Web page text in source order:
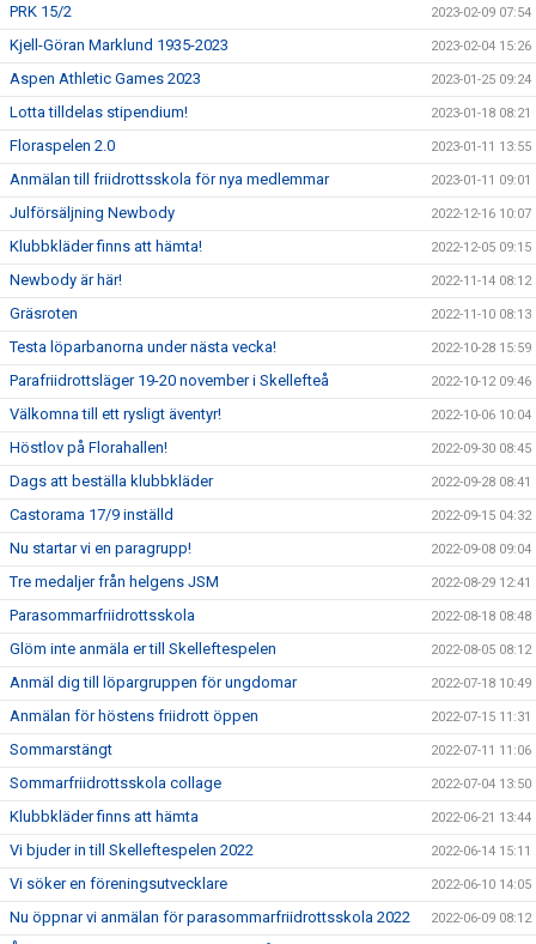
PRK 15/2 2023-02-09 07:54
Kjell-Göran Marklund 1935-2023 2023-02-04 15:26
Aspen Athletic Games 2023 2023-01-25 09:24
Lotta tilldelas stipendium! 2023-01-18 08:21
Floraspelen 2.0 2023-01-11 13:55
Anmälan till friidrottsskola för nya medlemmar 2023-01-11 09:01
Julförsäljning Newbody 2022-12-16 10:07
Klubbkläder finns att hämta! 2022-12-05 09:15
Newbody är här! 2022-11-14 08:12
Gräsroten 2022-11-10 08:13
Testa löparbanorna under nästa vecka! 2022-10-28 15:59
Parafriidrottsläger 19-20 november i Skellefteå 2022-10-12 09:46
Välkomna till ett rysligt äventyr! 2022-10-06 10:04
Höstlov på Florahallen! 2022-09-30 08:45
Dags att beställa klubbkläder 2022-09-28 08:41
Castorama 17/9 inställd 2022-09-15 04:32
Nu startar vi en paragrupp! 2022-09-08 09:04
Tre medaljer från helgens JSM 2022-08-29 12:41
Parasommarfriidrottsskola 2022-08-18 08:48
Glöm inte anmäla er till Skelleftespelen 2022-08-05 08:12
Anmäl dig till löpargruppen för ungdomar 2022-07-18 10:49
Anmälan för höstens friidrott öppen 2022-07-15 11:31
Sommarstängt 2022-07-11 11:06
Sommarfriidrottsskola collage 2022-07-04 13:50
Klubbkläder finns att hämta 2022-06-21 13:44
Vi bjuder in till Skelleftespelen 2022 2022-06-14 15:11
Vi söker en föreningsutvecklare 2022-06-10 14:05
Nu öppnar vi anmälan för parasommarfriidrottsskola 2022 2022-06-09 08:12